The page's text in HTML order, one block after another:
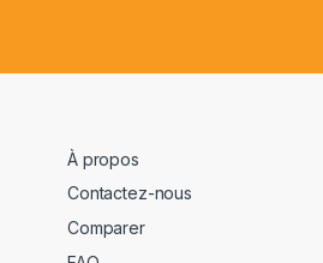
À propos
Contactez-nous
Comparer